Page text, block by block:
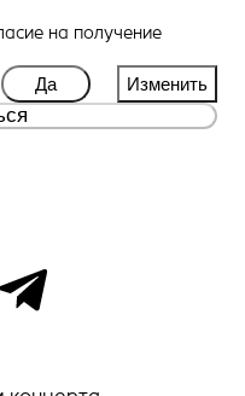
на получение
Да Изменить